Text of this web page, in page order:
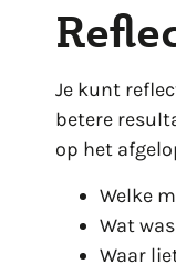
Je kunt
betere
op het
Welke
Wat
Waar